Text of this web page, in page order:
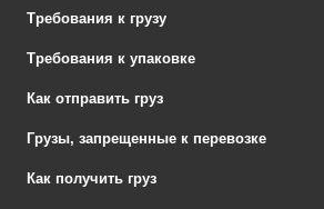
Требования к грузу
Требования к упаковке
Как отправить груз
Грузы, запрещенные к перевозке
Как получить груз